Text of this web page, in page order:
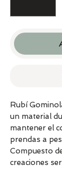
Rubí
un material
mantener el
prendas a
Compuesto
creaciones